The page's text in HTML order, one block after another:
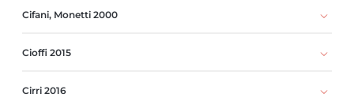
Cifani, Monetti 2000
Cioffi 2015
Cirri 2016